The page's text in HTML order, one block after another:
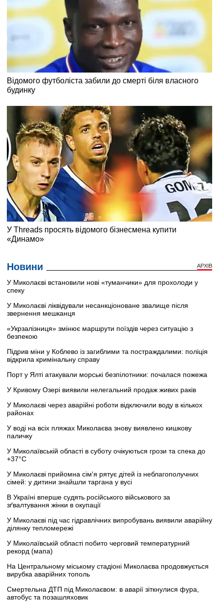
Новини АРХІВ
У Миколаєві встановили нові «туманчики» для прохолоди у
спеку
У Миколаєві ліквідували несанкціоноване звалище після
звернення мешканця
«Укрзалізниця» змінює маршрути поїздів через ситуацію з
безпекою
Підрив міни у Коблево із загиблими та постраждалими: поліція
відкрила кримінальну справу
Порт у Ялті атакували морські безпілотники: почалася пожежа
У Кривому Озері виявили нелегальний продаж живих раків
У Миколаєві через аварійні роботи відключили воду в кількох
районах
У воді на всіх пляжах Миколаєва знову виявлено кишкову
паличку
У Миколаївській області в суботу очікуються грози та спека до
+37°C
У Миколаєві прийомна сім'я рятує дітей із неблагополучних
сімей: у дитини знайшли таргана у вусі
В Україні вперше судять російського військового за
зґвалтування жінки в окупації
У Миколаєві під час гідравлічних випробувань виявили аварійну
ділянку тепломережі
У Миколаївській області побито черговий температурний
рекорд (мапа)
На Центральному міському стадіоні Миколаєва продовжується
вирубка аварійних тополь
Смертельна ДТП під Миколаєвом: в аварії зіткнулися фура,
автобус та позашляховик